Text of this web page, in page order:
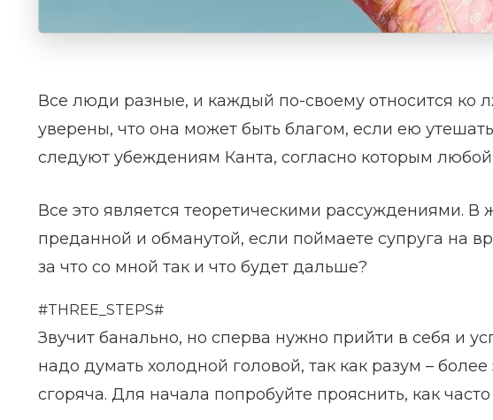
Все люди разные, и каждый по-своему относится ко
уверены, что она может быть благом, если ею
следуют убеждениям Канта, согласно которым
Все это является теоретическими рассуждениями.
преданной и обманутой, если поймаете супруга на
за что со мной так и что будет дальше?
#THREE_STEPS#
Звучит банально, но сперва нужно прийти в себя и
надо думать холодной головой, так как разум –
сгоряча. Для начала попробуйте прояснить, как